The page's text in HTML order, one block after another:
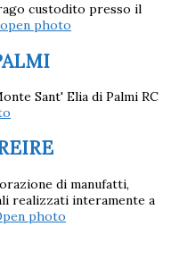
custodito presso il
open photo
Sant' Elia di Palmi RC
di manufatti,
realizzati interamente a
photo